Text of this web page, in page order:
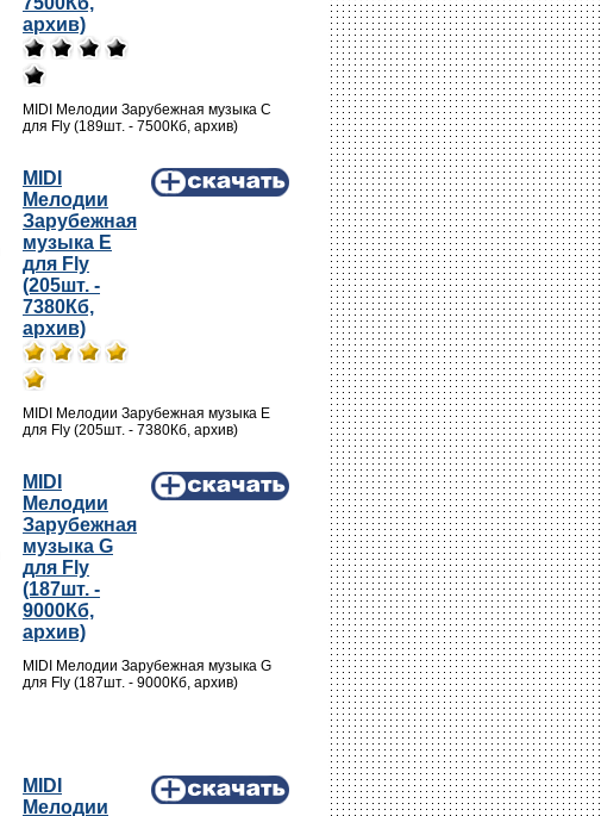
архив)
MIDI Мелодии Зарубежная музыка C
для Fly (189шт. - 7500Кб, архив)
MIDI
Мелодии
Зарубежная
музыка E
для Fly
(205шт. -
7380Кб,
архив)
MIDI Мелодии Зарубежная музыка E
для Fly (205шт. - 7380Кб, архив)
MIDI
Мелодии
Зарубежная
музыка G
для Fly
(187шт. -
9000Кб,
архив)
MIDI Мелодии Зарубежная музыка G
для Fly (187шт. - 9000Кб, архив)
MIDI
Мелодии